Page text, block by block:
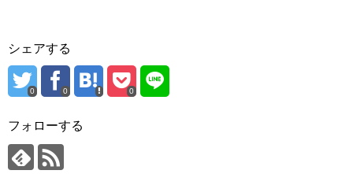
シェアする
0 0 0
フォローする